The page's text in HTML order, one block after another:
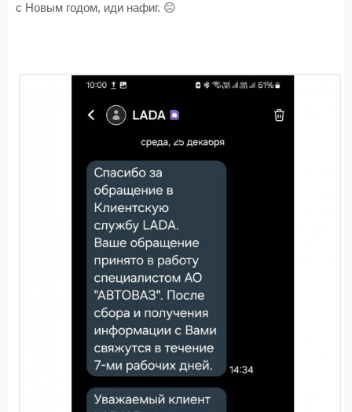
с Новым годом, иди нафиг. ☹